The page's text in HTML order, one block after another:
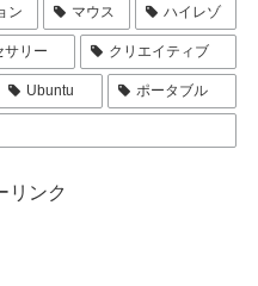
ン マウス ハイレゾ
サリー クリエイティブ
Ubuntu ポータブル
リンク